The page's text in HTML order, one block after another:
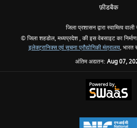
फ़ीडबैक
जिला प्रशासन द्वारा स्वामित्व वाली
© जिला शहडोल, मध्यप्रदेश , की इस वेबसाइट का निर्माण
इलेक्ट्रानिक्स एवं सूचना प्रौद्योगिकी मंत्रालय, भारत
अंतिम अद्यतन: Aug 07,